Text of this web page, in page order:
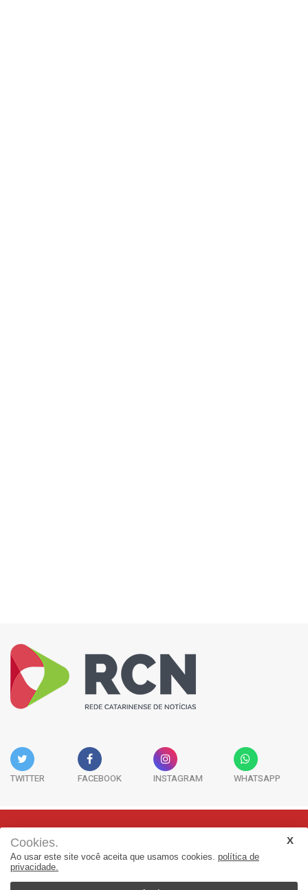
TWITTER FACEBOOK INSTAGRAM WHATSAPP
Rua Adolfo Melo, 38 - Sala 902 - Centro | Florianópolis-SC | CEP:
88015-090
(48) 3298-7979 | jornalismo@adjorisc.com.br
Cookies.
Ao usar este site você aceita que usamos cookies. política de
privacidade.